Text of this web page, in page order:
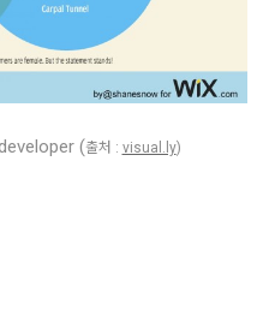
(출처 : visual.ly)